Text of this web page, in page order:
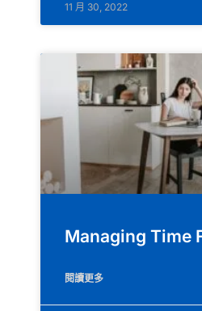
11 月 30, 2022
Managing Time
閱讀更多